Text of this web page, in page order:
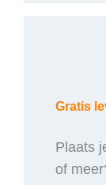
Gratis
Plaats
of